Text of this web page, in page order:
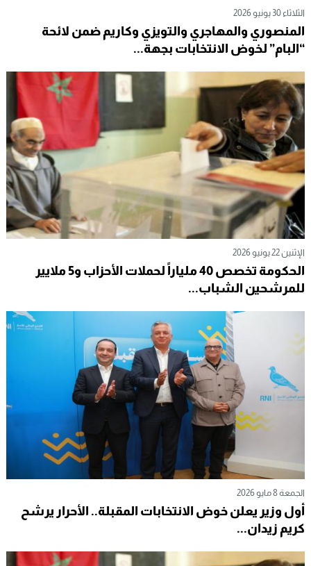
الثلاثاء 30 يونيو 2026
المنصوري والمهاجري والتويزي وكاريم ضمن لائحة
“البام” لخوض الانتخابات بجهة...
الإثنين 22 يونيو 2026
الحكومة تخصص 40 ملياراً لحملات الأحزاب و5 ملايير
للمرشحين الشباب...
الجمعة 8 مايو 2026
أول وزير يعلن خوض الانتخابات المقبلة.. الأحرار يرشح
كريم زيدان...